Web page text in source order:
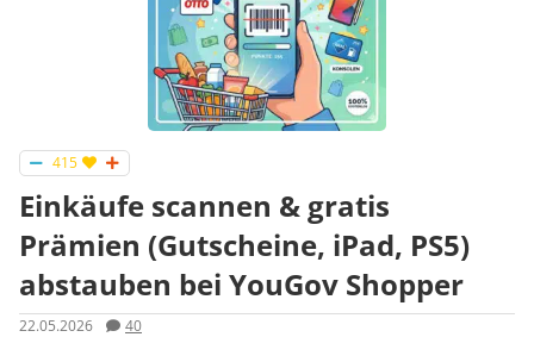
415
Einkäufe scannen & gratis
Prämien (Gutscheine, iPad, PS5)
abstauben bei YouGov Shopper
22.05.2026 40